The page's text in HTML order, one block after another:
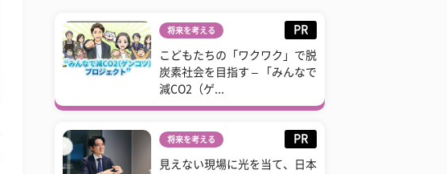
将来を考える PR
こどもたちの「ワクワク」で脱
炭素社会を目指す – 「みんなで
減CO2（ゲ...
将来を考える PR
見えない現場に光を当て、日本